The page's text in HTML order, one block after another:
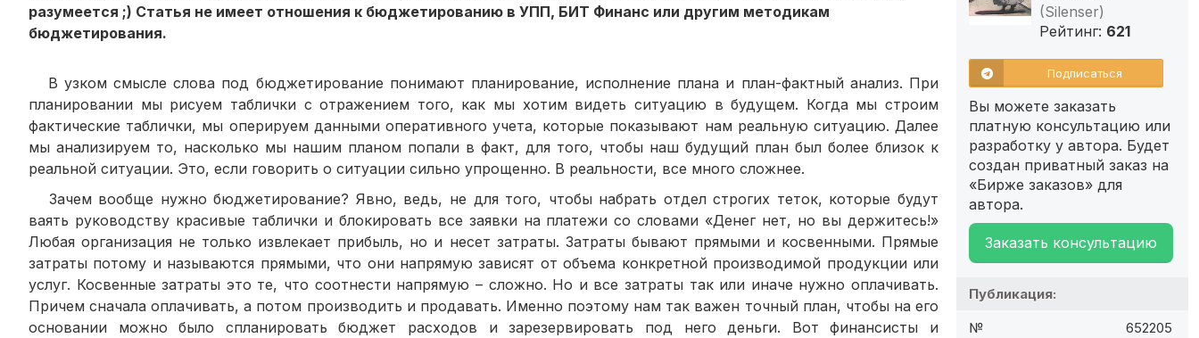
разумеется ;) Статья не имеет отношения к бюджетированию в УПП, БИТ Финанс или другим методикам
бюджетирования.
В узком смысле слова под бюджетирование понимают планирование, исполнение плана и план-фактный анализ. При
планировании мы рисуем таблички с отражением того, как мы хотим видеть ситуацию в будущем. Когда мы строим
фактические таблички, мы оперируем данными оперативного учета, которые показывают нам реальную ситуацию. Далее
мы анализируем то, насколько мы нашим планом попали в факт, для того, чтобы наш будущий план был более близок к
реальной ситуации. Это, если говорить о ситуации сильно упрощенно. В реальности, все много сложнее.
Зачем вообще нужно бюджетирование? Явно, ведь, не для того, чтобы набрать отдел строгих теток, которые будут
ваять руководству красивые таблички и блокировать все заявки на платежи со словами «Денег нет, но вы держитесь!»
Любая организация не только извлекает прибыль, но и несет затраты. Затраты бывают прямыми и косвенными. Прямые
затраты потому и называются прямыми, что они напрямую зависят от объема конкретной производимой продукции или
услуг. Косвенные затраты это те, что соотнести напрямую – сложно. Но и все затраты так или иначе нужно оплачивать.
Причем сначала оплачивать, а потом производить и продавать. Именно поэтому нам так важен точный план, чтобы на его
основании можно было спланировать бюджет расходов и зарезервировать под него деньги. Вот финансисты и
(Silenser)
Рейтинг: 621
Подписаться
Вы можете заказать
платную консультацию или
разработку у автора. Будет
создан приватный заказ на
«Бирже заказов» для
автора.
Заказать консультацию
Публикация:
№ 652205